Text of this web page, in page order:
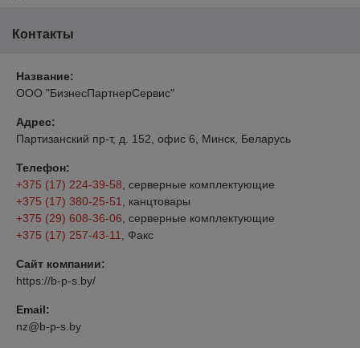
Контакты
Название:
ООО "БизнесПартнерСервис"
Адрес:
Партизанский пр-т, д. 152, офис 6, Минск, Беларусь
Телефон:
+375 (17) 224-39-58 , серверные комплектующие
+375 (17) 380-25-51
, канцтовары
+375 (29) 608-36-06 , серверные комплектующие
+375 (17) 257-43-11
, Факс
Сайт компании:
https://b-p-s.by/
Email:
nz@b-p-s.by